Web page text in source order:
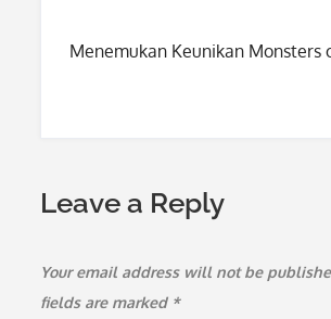
Menemukan Keunikan Monsters
Leave a Reply
Your email address will not be
fields are marked *